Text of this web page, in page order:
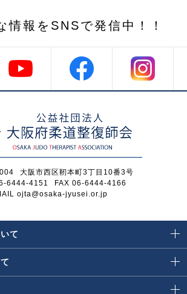
情報を SNSで発信中！！
大阪市西区靭本町3丁目10番3号
6444-4151
FAX 06-6444-4166
ojta@osaka-jyusei.or.jp
て